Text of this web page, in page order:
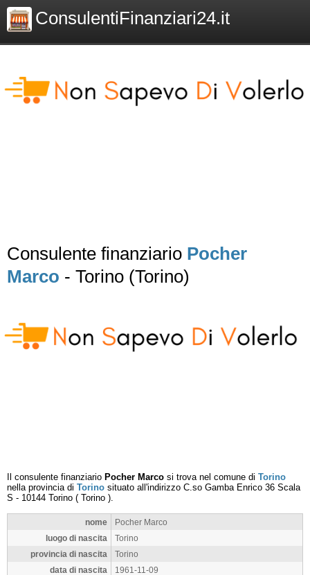
ConsulentiFinanziari24.it
Consulente finanziario Pocher
Marco - Torino (Torino)
Il consulente finanziario Pocher Marco si trova nel comune di Torino
nella provincia di Torino situato all'indirizzo C.so Gamba Enrico 36 Scala
S - 10144 Torino ( Torino ).
nome
Pocher Marco
luogo di nascita
Torino
provincia di nascita
Torino
data di nascita
1961-11-09